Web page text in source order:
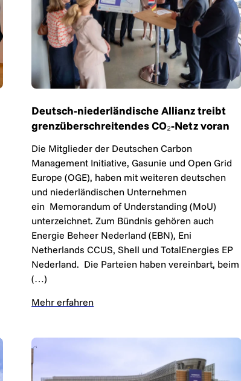
Deutsch-niederländische Allianz treibt
grenzüberschreitendes CO₂-Netz voran
Die Mitglieder der Deutschen Carbon
Management Initiative, Gasunie und Open Grid
Europe (OGE), haben mit weiteren deutschen
und niederländischen Unternehmen
ein Memorandum of Understanding (MoU)
unterzeichnet. Zum Bündnis gehören auch
Energie Beheer Nederland (EBN), Eni
Netherlands CCUS, Shell und TotalEnergies EP
Nederland. Die Parteien haben vereinbart, beim
(…)
Mehr erfahren